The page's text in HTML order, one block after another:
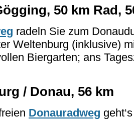
50 km Rad,
radeln Sie zum
Weltenburg (inklusive)
Biergarten; ans
/ Donau, 56 km
Donauradweg